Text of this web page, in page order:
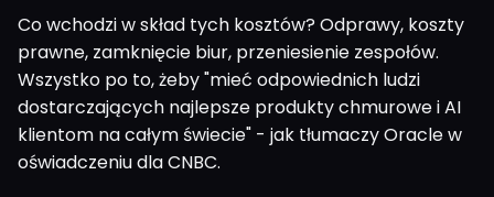
Co wchodzi w skład tych kosztów? Odprawy, koszty
prawne, zamknięcie biur, przeniesienie zespołów.
Wszystko po to, żeby "mieć odpowiednich ludzi
dostarczających najlepsze produkty chmurowe i AI
klientom na całym świecie" - jak tłumaczy Oracle w
oświadczeniu dla CNBC.